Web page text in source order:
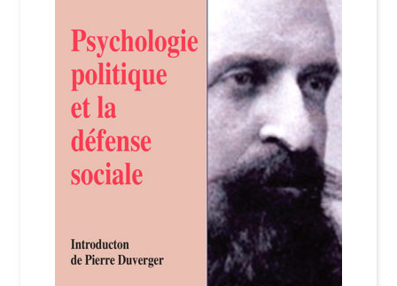
Login Customizer
Newsletter
Nous Contacter
Politique de confidentialité et cookies
Qui sommes-nous ?
Suivi de la Commande